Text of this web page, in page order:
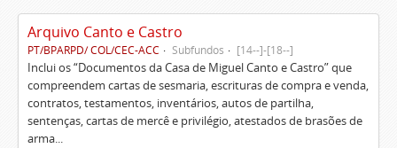
Arquivo Canto e Castro
PT/BPARPD/ COL/CEC-ACC Subfundos [14--]-[18--]
Inclui os “Documentos da Casa de Miguel Canto e Castro” que
compreendem cartas de sesmaria, escrituras de compra e venda,
contratos, testamentos, inventários, autos de partilha,
sentenças, cartas de mercê e privilégio, atestados de brasões de
arma...